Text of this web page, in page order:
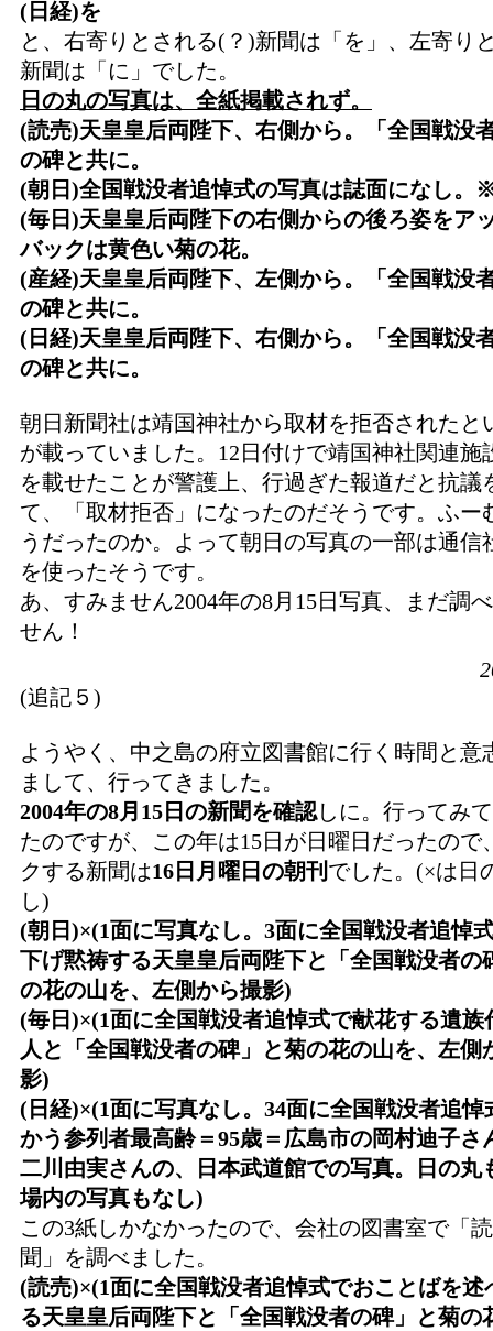
(日経)を
と、右寄りとされる(？)新聞は「を」、左寄り
新聞は「に」でした。
日の丸の写真は、全紙掲載されず。
(読売)天皇皇后両陛下、右側から。「全国戦没
の碑と共に。
(朝日)全国戦没者追悼式の写真は誌面になし。
(毎日)天皇皇后両陛下の右側からの後ろ姿をア
バックは黄色い菊の花。
(産経)天皇皇后両陛下、左側から。「全国戦没
の碑と共に。
(日経)天皇皇后両陛下、右側から。「全国戦没
の碑と共に。
朝日新聞社は靖国神社から取材を拒否されたと
が載っていました。12日付けで靖国神社関連施
を載せたことが警護上、行過ぎた報道だと抗議
て、「取材拒否」になったのだそうです。ふー
うだったのか。よって朝日の写真の一部は通信
を使ったそうです。
あ、すみません2004年の8月15日写真、まだ調
せん！
(追記５)
ようやく、中之島の府立図書館に行く時間と意
まして、行ってきました。
2004年の8月15日の新聞を確認しに。行ってみ
たのですが、この年は15日が日曜日だったので
クする新聞は16日月曜日の朝刊 でした。(×は日
し)
(朝日)×(1面に写真なし。3面に全国戦没者追悼
下げ黙祷する天皇皇后両陛下と「全国戦没者の
の花の山を、左側から撮影)
(毎日)×(1面に全国戦没者追悼式で献花する遺族
人と「全国戦没者の碑」と菊の花の山を、左側
影)
(日経)×(1面に写真なし。34面に全国戦没者追悼
かう参列者最高齢＝95歳＝広島市の岡村迪子さ
二川由実さんの、日本武道館での写真。日の丸
場内の写真もなし)
この3紙しかなかったので、会社の図書室で「
聞」を調べました。
(読売)×(1面に全国戦没者追悼式でおことばを述
る天皇皇后両陛下と「全国戦没者の碑」と菊の